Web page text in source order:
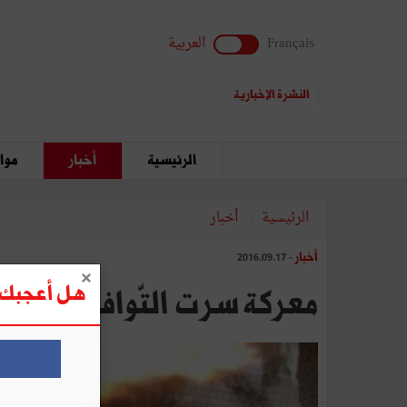
Français العربية
النشرة الإخبارية
الرئيسية أخبار
الرئيسية أخبار
أخبار - 2016.09.17
معركة سرت التّوافق أمهل أعجبك